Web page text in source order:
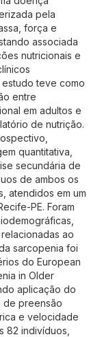
pela
força e
associada
nutricionais e
teve como
entre
em adultos e
de nutrição.
quantitativa,
secundária de
de ambos os
atendidos em um
PE. Foram
ao
sarcopenia foi
do European
in Older
aplicação do
de preensão
e velocidade
82 indivíduos,